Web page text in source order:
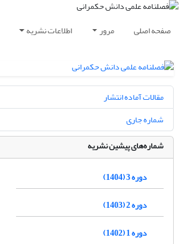
صفحه اصلی مرور اطلاعات نشریه
مقالات آماده انتشار
شماره جاری
شماره‌های پیشین نشریه
دوره 3 (1404)
دوره 2 (1403)
دوره 1 (1402)